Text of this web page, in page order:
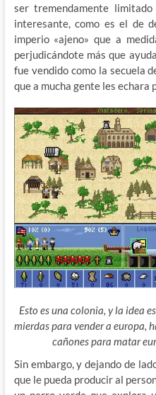
ser tremendamente
interesante, como es el de
imperio «ajeno» que a
perjudicándote más que
fue vendido como la secuela
que a mucha gente les echara
Esto es una colonia, y la idea
mierdas para vender a europa,
cañones para matar
Sin embargo, y dejando de
que le pueda producir al